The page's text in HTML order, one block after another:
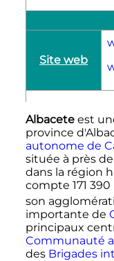
Site web
Albaceteest
province
autonome de
située à près de
dans la région
compte 171
son
importante de
principaux
Communauté
des Brigades